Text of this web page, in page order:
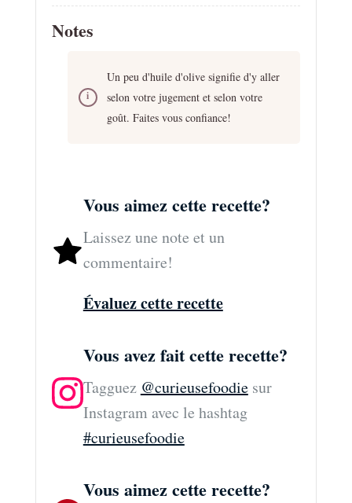
Notes
Un peu d'huile d'olive signifie d'y aller
selon votre jugement et selon votre
goût. Faites vous confiance!
Vous aimez cette recette?
Laissez une note et un
commentaire!
Évaluez cette recette
Vous avez fait cette recette?
Tagguez @curieusefoodiesur
Instagram avec le hashtag
#curieusefoodie
Vous aimez cette recette?